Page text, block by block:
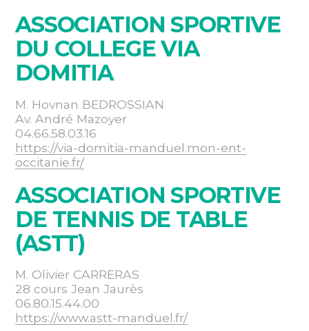
ASSOCIATION SPORTIVE
DU COLLEGE VIA
DOMITIA
M. Hovnan BEDROSSIAN
Av. André Mazoyer
04.66.58.03.16
https://via-domitia-manduel.mon-ent-
occitanie.fr/
ASSOCIATION SPORTIVE
DE TENNIS DE TABLE
(ASTT)
M. Olivier CARRERAS
28 cours Jean Jaurès
06.80.15.44.00
https://www.astt-manduel.fr/